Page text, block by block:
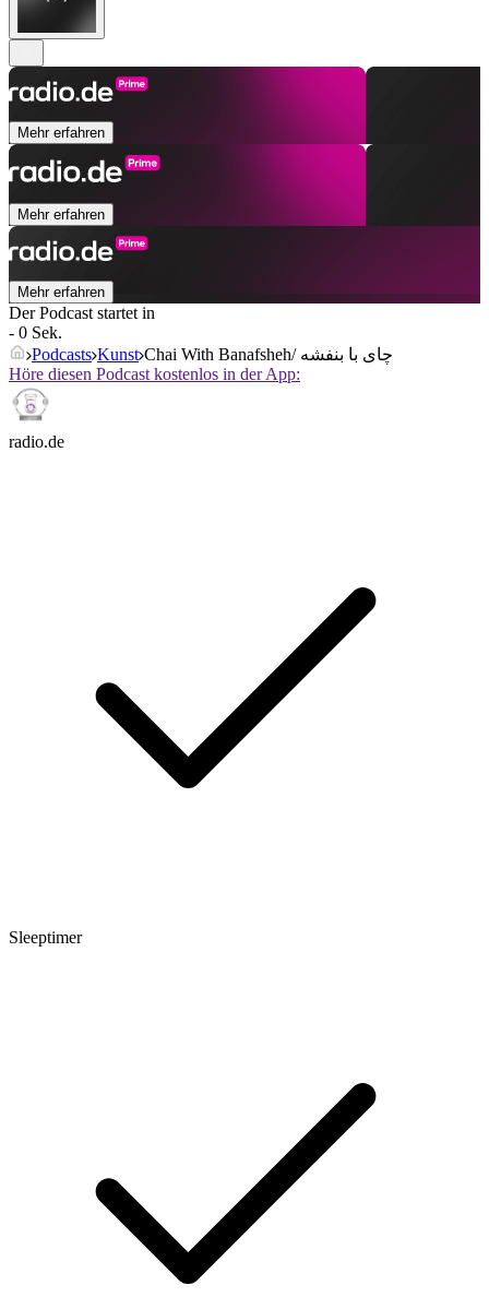
Mehr erfahren
Mehr erfahren
Mehr erfahren
Der Podcast startet in
- 0 Sek.
Podcasts Kunst
Chai With Banafsheh/ چای با بنفشه
Höre diesen Podcast kostenlos in der App:
radio.de
Sleeptimer